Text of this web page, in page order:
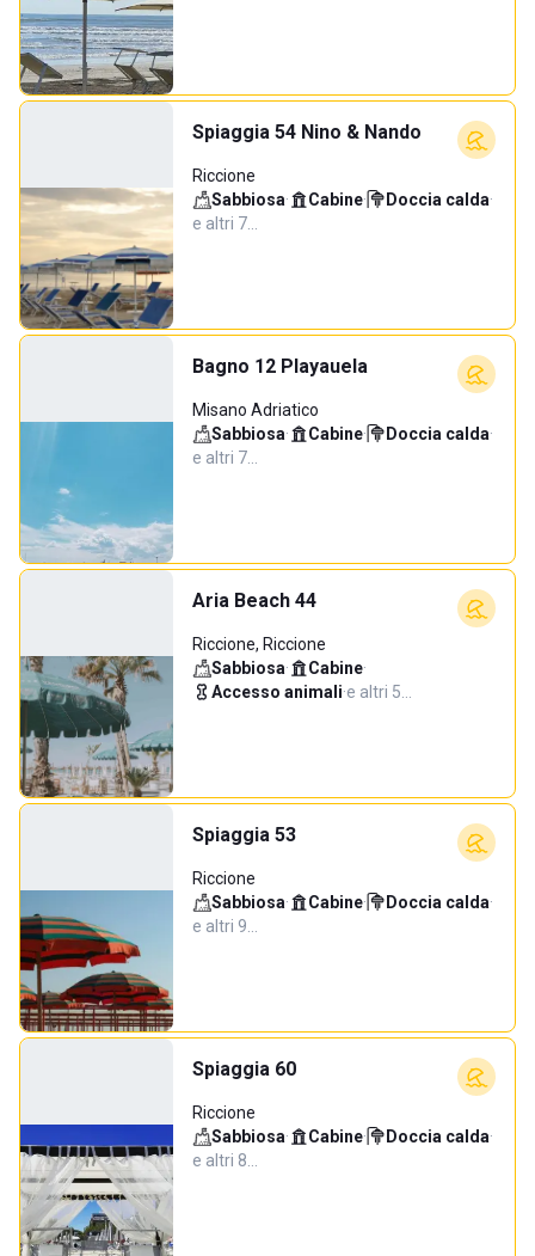
Spiaggia 54 Nino & Nando
Riccione
Sabbiosa· Cabine· Doccia calda·
e altri 7…
Bagno 12 Playauela
Misano Adriatico
Sabbiosa· Cabine· Doccia calda·
e altri 7…
Aria Beach 44
Riccione, Riccione
Sabbiosa· Cabine·
Accesso animali·e altri 5…
Spiaggia 53
Riccione
Sabbiosa· Cabine· Doccia calda·
e altri 9…
Spiaggia 60
Riccione
Sabbiosa· Cabine· Doccia calda·
e altri 8…